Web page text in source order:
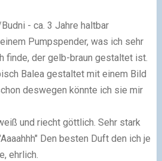
- ca. 3 Jahre haltbar
Pumpspender, was ich sehr
finde, der gelb-braun gestaltet ist.
Balea gestaltet mit einem Bild
deswegen könnte ich sie mir
und riecht göttlich. Sehr stark
Den besten Duft den ich je
ehrlich.